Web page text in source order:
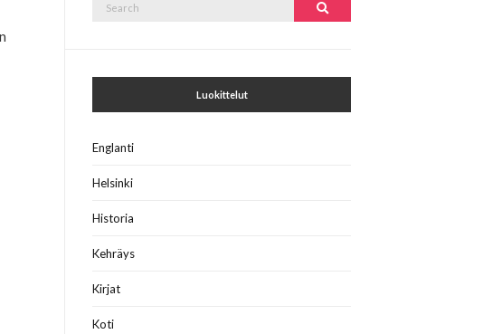
Search
Luokittelut
Englanti
Helsinki
Historia
Kehräys
Kirjat
Koti